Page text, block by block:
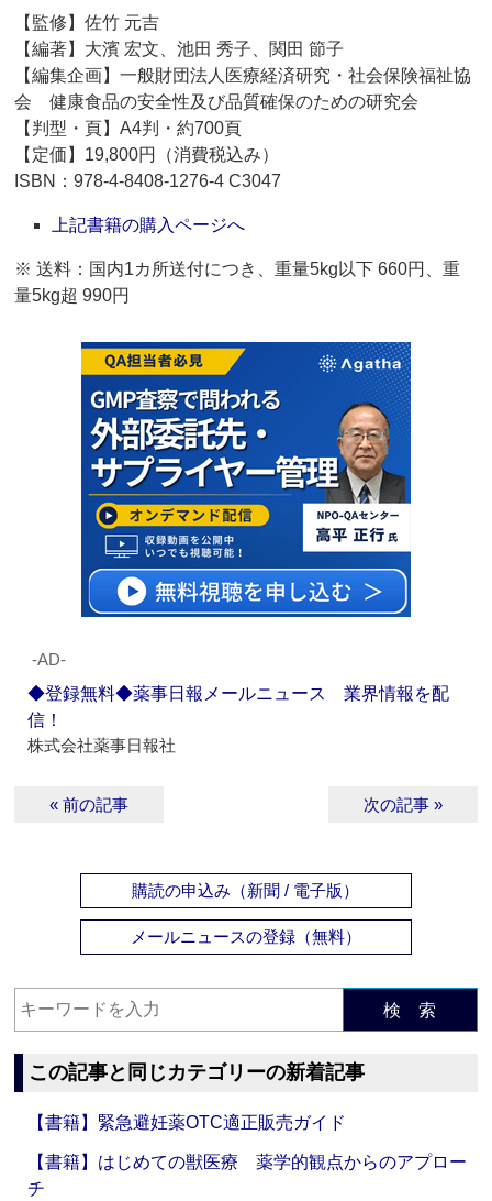
【監修】佐竹 元吉
【編著】大濱 宏文、池田 秀子、関田 節子
【編集企画】一般財団法人医療経済研究・社会保険福祉協
会 健康食品の安全性及び品質確保のための研究会
【判型・頁】A4判・約700頁
【定価】19,800円（消費税込み）
ISBN：978-4-8408-1276-4 C3047
上記書籍の購入ページへ
※ 送料：国内1カ所送付につき、重量5kg以下 660円、重
量5kg超 990円
‐AD‐
◆登録無料◆薬事日報メールニュース 業界情報を配
信！
株式会社薬事日報社
« 前の記事 次の記事 »
購読の申込み（新聞 / 電子版）
メールニュースの登録（無料）
検 索
この記事と同じカテゴリーの新着記事
【書籍】緊急避妊薬OTC適正販売ガイド
【書籍】はじめての獣医療 薬学的観点からのアプロー
チ